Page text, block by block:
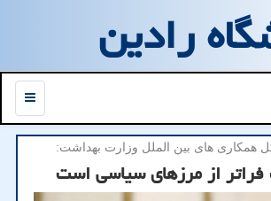
رادین
منو
همكاری های بین الملل وزارت بهداشت:
از مرزهای سیاسی است